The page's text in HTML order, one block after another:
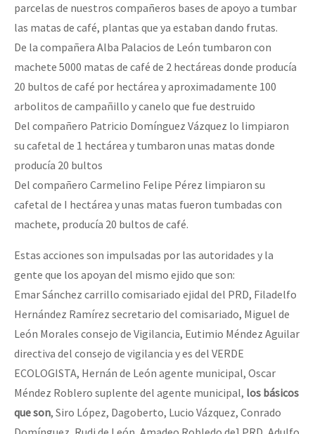
parcelas de nuestros compañeros bases de apoyo a tumbar
las matas de café, plantas que ya estaban dando frutas.
De la compañera Alba Palacios de León tumbaron con
machete 5000 matas de café de 2 hectáreas donde producía
20 bultos de café por hectárea y aproximadamente 100
arbolitos de campañillo y canelo que fue destruido
Del compañero Patricio Domínguez Vázquez lo limpiaron
su cafetal de 1 hectárea y tumbaron unas matas donde
producía 20 bultos
Del compañero Carmelino Felipe Pérez limpiaron su
cafetal de I hectárea y unas matas fueron tumbadas con
machete, producía 20 bultos de café.
Estas acciones son impulsadas por las autoridades y la
gente que los apoyan del mismo ejido que son:
Emar Sánchez carrillo comisariado ejidal del PRD, Filadelfo
Hernández Ramírez secretario del comisariado, Miguel de
León Morales consejo de Vigilancia, Eutimio Méndez Aguilar
directiva del consejo de vigilancia y es del VERDE
ECOLOGISTA, Hernán de León agente municipal, Oscar
Méndez Roblero suplente del agente municipal, los básicos
que son, Siro López, Dagoberto, Lucio Vázquez, Conrado